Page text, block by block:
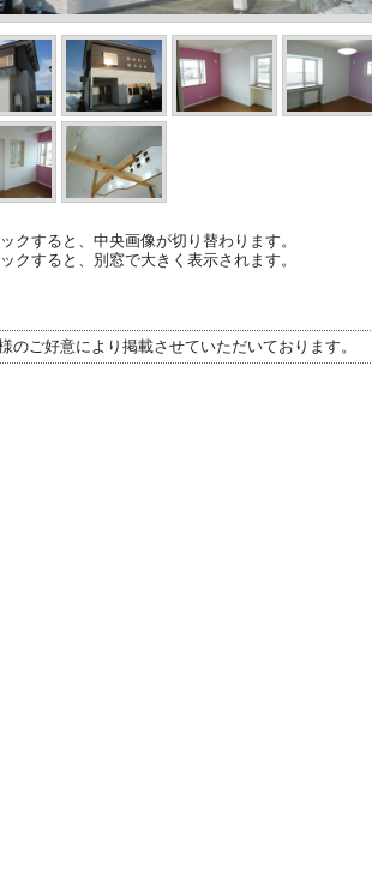
クすると、中央画像が切り替わります。
クすると、別窓で大きく表示されます。
のご好意により掲載させていただいております。